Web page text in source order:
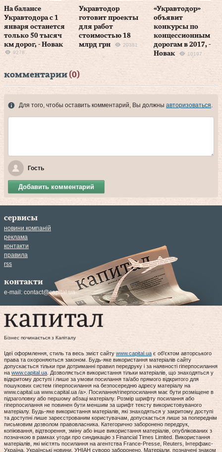
На балансе
Укравтодора с 1
января останется
только 50 тысяч
км дорог, - Новак
9278
Укравтодор
готовит проекты
для работ
стоимостью 18
млрд грн
20381
«Укравтодор»
объявит
конкурсы по
концессионным
дорогам в 2017, -
Новак
10197
комментарии (0)
Для того, чтобы оставить комментарий, Вы должны авторизоваться.
Гость
Добавить комментарий
сервисы
новини компаній
реклама
контакти
правила
rss
контакти
e-mail: contact@capital.ua
Бізнес починається з Капіталу
Ідеї оформлення, стиль та весь зміст сайту www.capital.ua є об'єктом авторського
права та охороняються законом. Будь-яке використання матеріалів сайту
допускається тільки при дотриманні правил передруку і за наявності гіперпосилання
на www.capital.ua. Дозволяється використання тільки матеріалів, що знаходяться у
відкритому доступі і лише за умови посилання та/або прямого відкритого для
пошукових систем гіперпосилання на безпосередню адресу матеріалу на
www.capital.ua www.capital.ua /a>. Посилання/гіперпосилання має бути розміщене в
підзаголовку або першому абзаці матеріалу. Розмір шрифту посилання або
гіперпосилання не повинен бути меншим за шрифт тексту використовуваного
матеріалу. Будь-яке використання матеріалів, які знаходяться у закритому доступі
та доступні лише зареєстрованим користувачам, допускається лише за попереднім
письмовим дозволом правовласника. Категорично заборонено передрук,
копіювання, відтворення, зміну або інше використання матеріалів, опублікованих з
позначкою в рамках угоди про синдикацію з Financial Times Limited. Використання
матеріалів, які містять посилання на агентства France-Presse, Reuters, Інтерфакс-
Україна, Українські новини, УНІАН суворо заборонено. Матеріали, позначені знаком